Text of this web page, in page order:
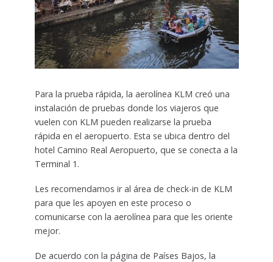
Para la prueba rápida, la aerolínea KLM creó una
instalación de pruebas donde los viajeros que
vuelen con KLM pueden realizarse la prueba
rápida en el aeropuerto. Esta se ubica dentro del
hotel Camino Real Aeropuerto, que se conecta a la
Terminal 1.
Les recomendamos ir al área de check-in de KLM
para que les apoyen en este proceso o
comunicarse con la aerolínea para que les oriente
mejor.
De acuerdo con la página de Países Bajos, la